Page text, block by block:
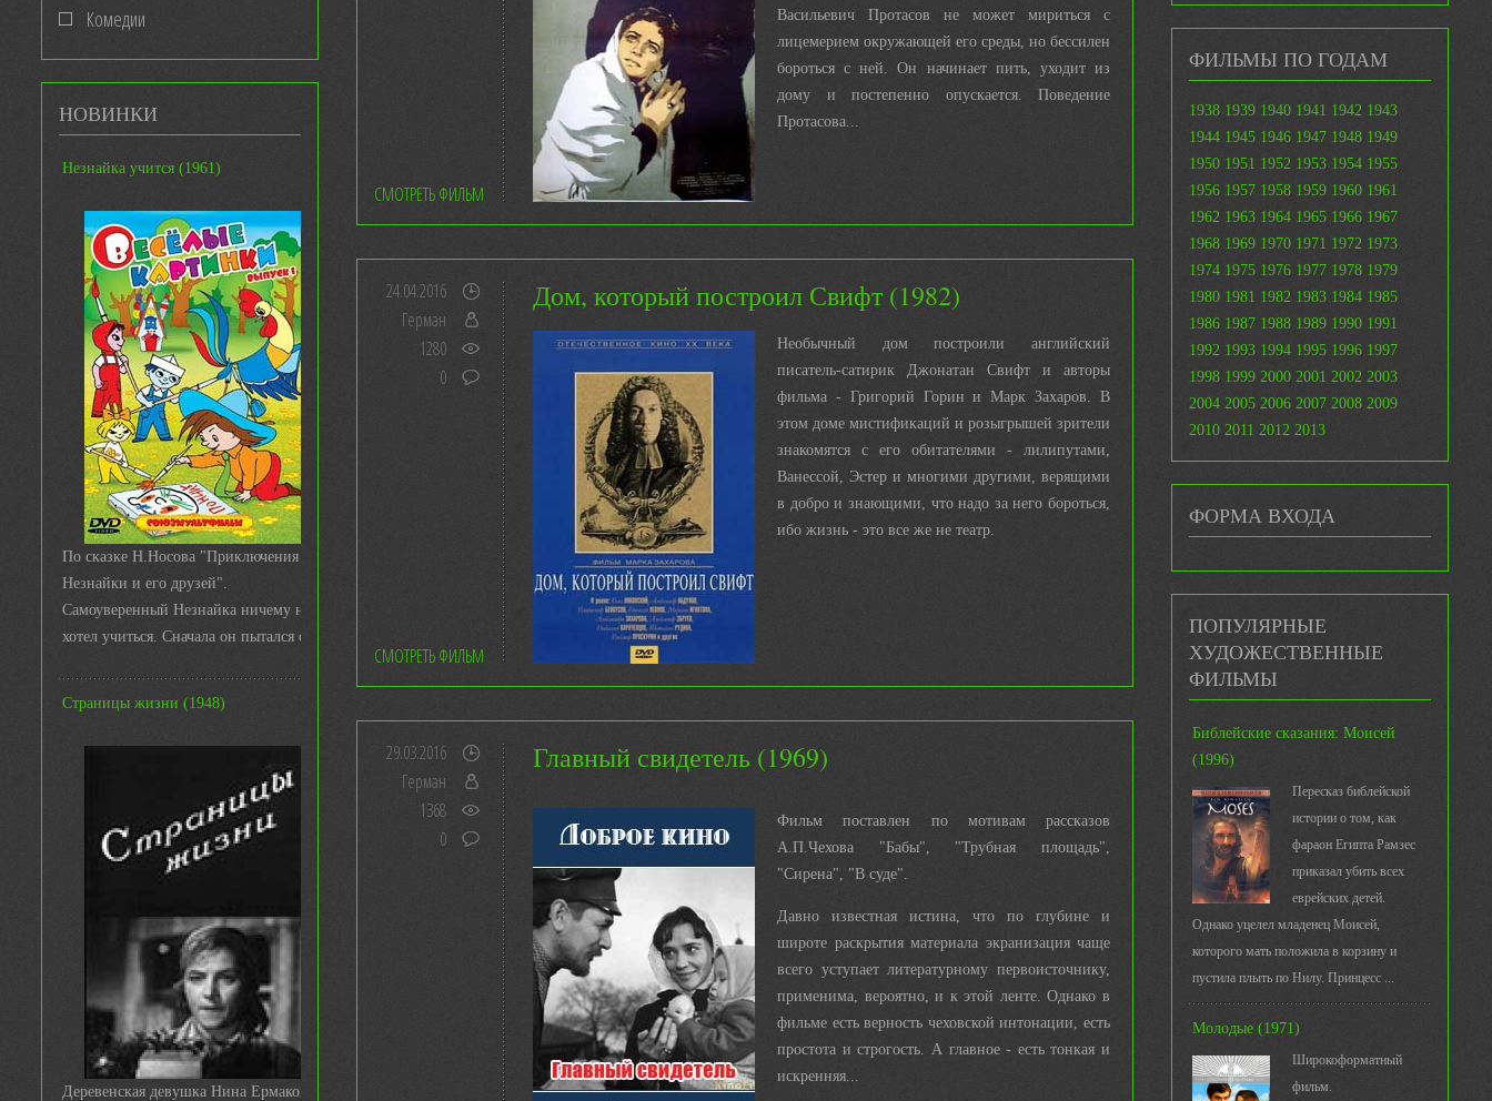
Комедии
НОВИНКИ
Незнайка учится (1961)
По сказке Н.Носова "Приключения
Незнайки и его друзей".
Самоуверенный Незнайка ничему не
хотел учиться. Сначала он пытался с ...
Страницы жизни (1948)
Деревенская девушка Нина Ермакова
Васильевич Протасов не может мириться с
лицемерием окружающей его среды, но бессилен
бороться с ней. Он начинает пить, уходит из
дому и постепенно опускается. Поведение
Протасова...
СМОТРЕТЬ ФИЛЬМ
Дом, который построил Свифт (1982)
Необычный дом построили английский
писатель-сатирик Джонатан Свифт и авторы
фильма - Григорий Горин и Марк Захаров. В
этом доме мистификаций и розыгрышей зрители
знакомятся с его обитателями - лилипутами,
Ванессой, Эстер и многими другими, верящими
в добро и знающими, что надо за него бороться,
ибо жизнь - это все же не театр.
24.04.2016
Герман
1280
0
СМОТРЕТЬ ФИЛЬМ
Главный свидетель (1969)
Фильм поставлен по мотивам рассказов
А.П.Чехова "Бабы", "Трубная площадь",
"Сирена", "В суде".
Давно известная истина, что по глубине и
широте раскрытия материала экранизация чаще
всего уступает литературному первоисточнику,
применима, вероятно, и к этой ленте. Однако в
фильме есть верность чеховской интонации, есть
простота и строгость. А главное - есть тонкая и
искренняя...
29.03.2016
Герман
1368
0
ФИЛЬМЫ ПО ГОДАМ
1938 1939 1940 1941 1942 1943
1944 1945 1946 1947 1948 1949
1950 1951 1952 1953 1954 1955
1956 1957 1958 1959 1960 1961
1962 1963 1964 1965 1966 1967
1968 1969 1970 1971 1972 1973
1974 1975 1976 1977 1978 1979
1980 1981 1982 1983 1984 1985
1986 1987 1988 1989 1990 1991
1992 1993 1994 1995 1996 1997
1998 1999 2000 2001 2002 2003
2004 2005 2006 2007 2008 2009
2010 2011 2012 2013
ФОРМА ВХОДА
ПОПУЛЯРНЫЕ
ХУДОЖЕСТВЕННЫЕ
ФИЛЬМЫ
Библейские сказания: Моисей
(1996)
Пересказ библейской
истории о том, как
фараон Египта Рамзес
приказал убить всех
еврейских детей.
Однако уцелел младенец Моисей,
которого мать положила в корзину и
пустила плыть по Нилу. Принцесс ...
Молодые (1971)
Широкоформатный
фильм.